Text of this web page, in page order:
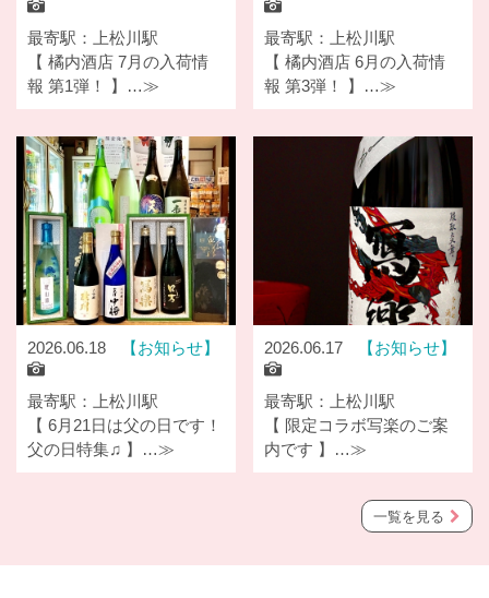
最寄駅：上松川駅
【 橘内酒店 7月の入荷情
報 第1弾！ 】…≫
最寄駅：上松川駅
【 橘内酒店 6月の入荷情
報 第3弾！ 】…≫
2026.06.18 お知らせ
最寄駅：上松川駅
【 6月21日は父の日です！
父の日特集♫ 】…≫
2026.06.17 お知らせ
最寄駅：上松川駅
【 限定コラボ写楽のご案
内です 】…≫
一覧を見る